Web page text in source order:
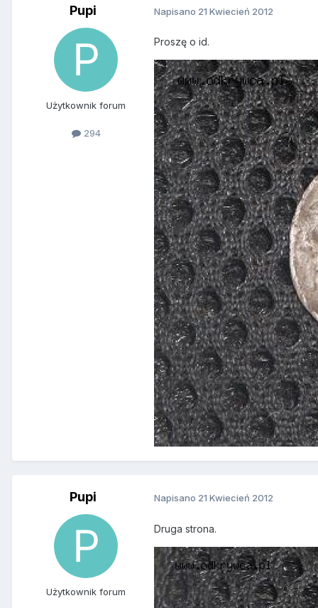
Pupi
Użytkownik forum
294
Napisano 21 Kwiecień 2012
Proszę o id.
Pupi
Użytkownik forum
Napisano 21 Kwiecień 2012
Druga strona.